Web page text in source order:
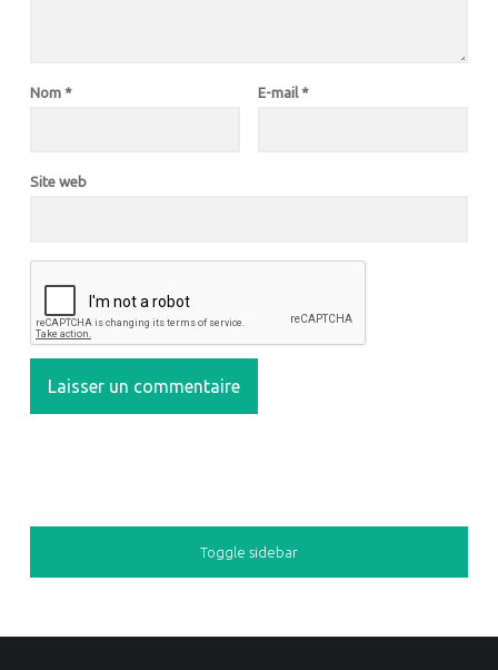
Nom * E-mail *
Site web
SIDEBAR
Toggle sidebar